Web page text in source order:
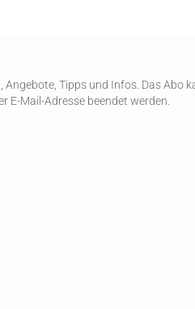
Angebote, Tipps und Infos. Das Abo
E-Mail-Adresse beendet werden.